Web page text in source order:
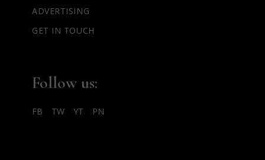
ADVERTISING
GET IN TOUCH
Follow us:
FB TW YT PN